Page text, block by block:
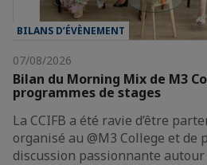
BILANS D’ÉVÈNEMENT
07/08/2026
Bilan du Morning Mix de M3
programmes de stages
La CCIFB a été ravie d’être
organisé au @M3 College et de
discussion passionnante autour